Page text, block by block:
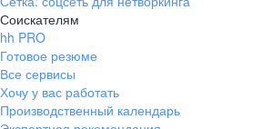
Соискателям
hh PRO
Готовое резюме
Все сервисы
Хочу у вас работать
Производственный календарь